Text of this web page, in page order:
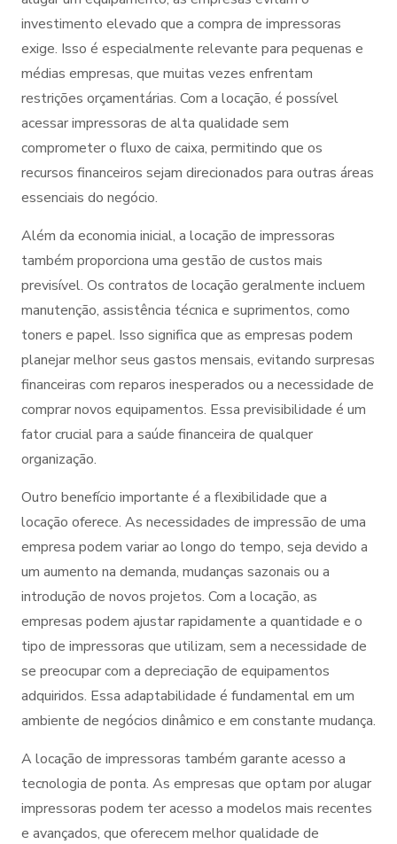
investimento elevado que a compra de impressoras
exige. Isso é especialmente relevante para pequenas e
médias empresas, que muitas vezes enfrentam
restrições orçamentárias. Com a locação, é possível
acessar impressoras de alta qualidade sem
comprometer o fluxo de caixa, permitindo que os
recursos financeiros sejam direcionados para outras áreas
essenciais do negócio.
Além da economia inicial, a locação de impressoras
também proporciona uma gestão de custos mais
previsível. Os contratos de locação geralmente incluem
manutenção, assistência técnica e suprimentos, como
toners e papel. Isso significa que as empresas podem
planejar melhor seus gastos mensais, evitando surpresas
financeiras com reparos inesperados ou a necessidade de
comprar novos equipamentos. Essa previsibilidade é um
fator crucial para a saúde financeira de qualquer
organização.
Outro benefício importante é a flexibilidade que a
locação oferece. As necessidades de impressão de uma
empresa podem variar ao longo do tempo, seja devido a
um aumento na demanda, mudanças sazonais ou a
introdução de novos projetos. Com a locação, as
empresas podem ajustar rapidamente a quantidade e o
tipo de impressoras que utilizam, sem a necessidade de
se preocupar com a depreciação de equipamentos
adquiridos. Essa adaptabilidade é fundamental em um
ambiente de negócios dinâmico e em constante mudança.
A locação de impressoras também garante acesso a
tecnologia de ponta. As empresas que optam por alugar
impressoras podem ter acesso a modelos mais recentes
e avançados, que oferecem melhor qualidade de